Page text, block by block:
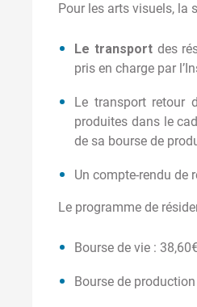
Pour les arts visuels, la
Le transportdes
pris en charge par
Le transport retour
produites dans le
de sa bourse de
Un compte-rendu de
Le programme de
Bourse de vie :
Bourse de